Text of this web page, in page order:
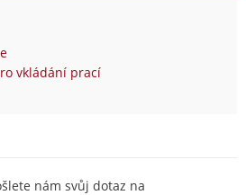
vkládání prací
nám svůj dotaz na